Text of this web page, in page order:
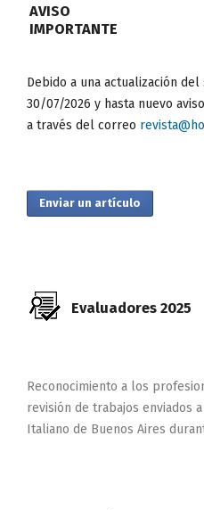
AVISO
IMPORTANTE
Debido a una actualización
30/07/2026 y hasta nuevo
a través del correo
Enviar un artículo
Evaluadores 2025
Reconocimiento a los
revisión de trabajos enviados
Italiano de Buenos Aires